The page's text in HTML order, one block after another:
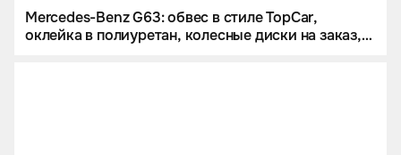
Mercedes-Benz G63: обвес в стиле TopCar,
оклейка в полиуретан, колесные диски на заказ,